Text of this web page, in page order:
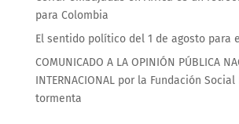
para Colombia
El sentido político del 1 de agosto para
COMUNICADO A LA OPINIÓN PÚBLICA
INTERNACIONAL por la Fundación Social
tormenta